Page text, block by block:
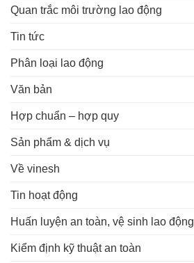
Quan trắc môi trường lao động
Tin tức
Phân loại lao động
Văn bản
Hợp chuẩn – hợp quy
Sản phẩm & dịch vụ
Về vinesh
Tin hoạt động
Huấn luyện an toàn, vệ sinh lao động
Kiểm định kỹ thuật an toàn